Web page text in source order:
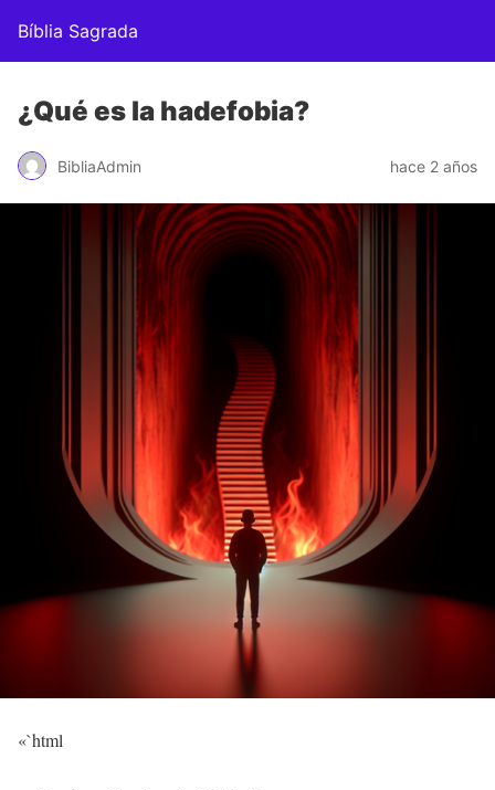
Bíblia Sagrada
¿Qué es la hadefobia?
BibliaAdmin hace 2 años
«`html